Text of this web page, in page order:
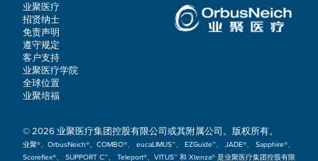
业聚医疗
招贤纳士
免责声明
遵守规定
客户支持
业聚医疗学院
全球位置
业聚培福
© 2026 业聚医疗集团控股有限公司或其附属公司。版权所有。
业聚®、OrbusNeich®、COMBO®、 eucaLIMUS™、 EZGuide™、 JADE®、 Sapphire®、
Scoreflex®、 SUPPORT C™、 Teleport®、VITUS™ 和 Xtenza® 是业聚医疗集团控股有限